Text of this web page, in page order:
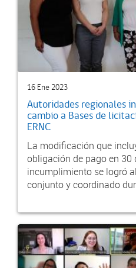
16 Ene 2023
Autoridades regionales
cambio a Bases de
ERNC
La modificación que
obligación de pago en
incumplimiento se logró
conjunto y coordinado